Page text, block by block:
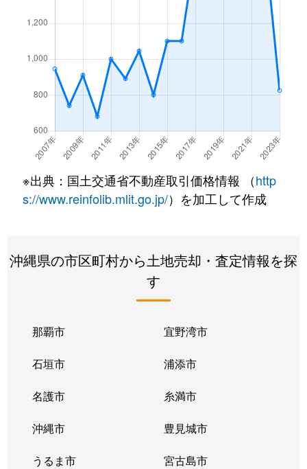
※出典：国土交通省不動産取引価格情報 （http
s://www.reinfolib.mlit.go.jp/）を加工して作成
沖縄県の市区町村から土地売却・査定情報を探
す
那覇市 宜野湾市
石垣市 浦添市
名護市 糸満市
沖縄市 豊見城市
うるま市 宮古島市